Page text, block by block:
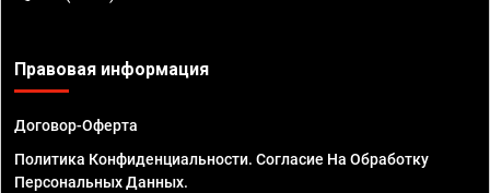
Правовая информация
Договор-Оферта
Политика Конфиденциальности. Согласие На Обработку
Персональных Данных.